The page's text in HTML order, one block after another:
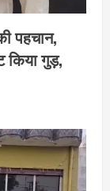
पहचान,
किया गुड़,